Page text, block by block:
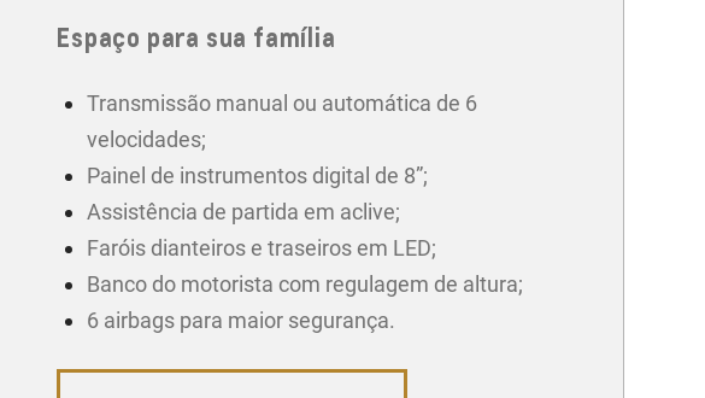
Espaço para sua família
Transmissão manual ou automática de 6
velocidades;
Painel de instrumentos digital de 8”;
Assistência de partida em aclive;
Faróis dianteiros e traseiros em LED;
Banco do motorista com regulagem de altura;
6 airbags para maior segurança.